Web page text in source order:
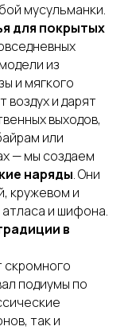
мусульманки.
для покрытых
из
и мягкого
и дарят
выходов,
или
— мы создаем
наряды. Они
кружевом и
и шифона.
в
скромного
подиумы по
так и